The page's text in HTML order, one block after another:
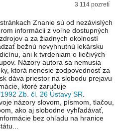
3 114 pozretí
Znanie sú od nezávislých
informácii z voľne dostupných
a za žiadnych okolností
bežnú nevyhnutnú lekársku
ani k tvrdeniam o liečivých
Názory autora sa nemusia
ktorá nenesie zodpovednosť za
dáva priestor na slobodu prejavu
ktoré zaručuje
Zb. čl. 26 Ústavy SR
názory slovom, písmom, tlačou,
ako aj slobodne vyhľadávať,
bez ohľadu na hranice